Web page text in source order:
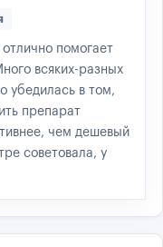
помогает
всяких-разных
убедилась в том,
препарат
чем дешевый
советовала, у